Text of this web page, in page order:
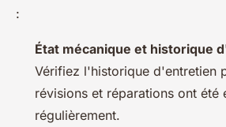
:
État mécanique et historique
Vérifiez l'historique d'entretien
révisions et réparations ont été
régulièrement.